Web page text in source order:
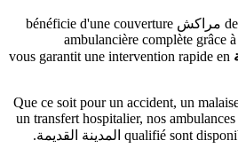
bénéficie d'une
vous garantit une
Que ce soit pour un
un transfert
المدينة القديمة.